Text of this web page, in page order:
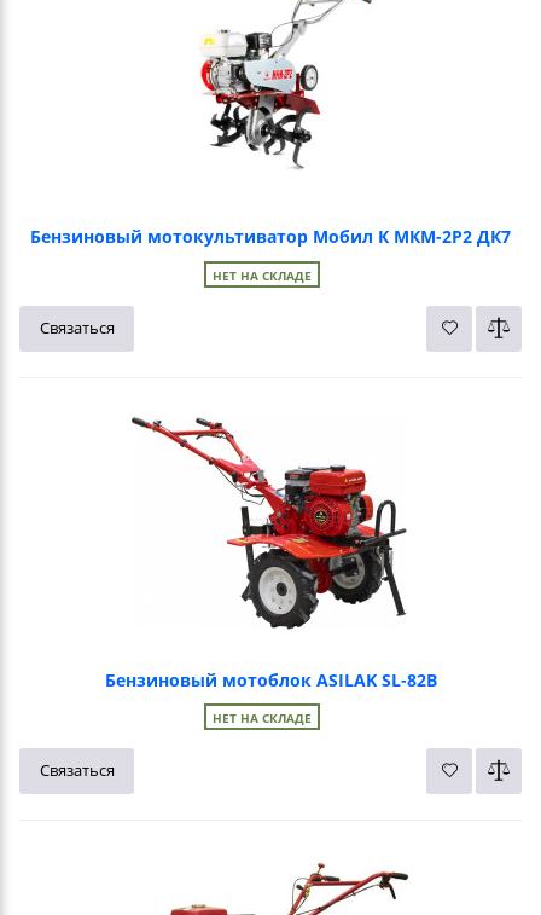
Бензиновый мотокультиватор Мобил К МКМ-2Р2 ДК7
НЕТ НА СКЛАДЕ
Связаться
Бензиновый мотоблок ASILAK SL-82B
НЕТ НА СКЛАДЕ
Связаться